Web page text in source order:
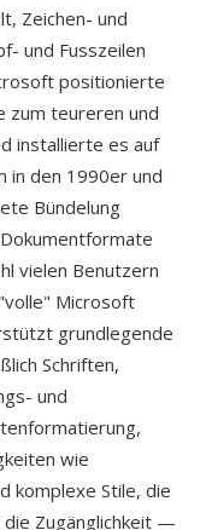
Zeichen- und
und Fusszeilen
positionierte
zum teureren und
installierte es auf
in den 1990er und
Bündelung
vielen Benutzern
Microsoft
grundlegende
Schriften,
und
wie
komplexe Stile, die
die Zugänglichkeit —